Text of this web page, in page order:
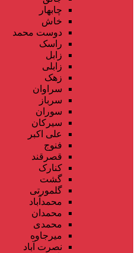
چابهار
خاش
دوست محمد
راسک
زابل
زابلی
زهک
سراوان
سرباز
سوران
سیرکان
علی اکبر
فنوج
قصرقند
کنارک
گشت
گلمورتی
محمدآباد
محمدان
محمدی
میرجاوه
نصرت آباد